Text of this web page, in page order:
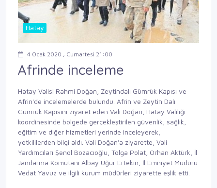
Hatay
4 Ocak 2020 , Cumartesi 21:00
Afrinde inceleme
Hatay Valisi Rahmi Doğan, Zeytindalı Gümrük Kapısı ve
Afrin'de incelemelerde bulundu. Afrin ve Zeytin Dalı
Gümrük Kapısını ziyaret eden Vali Doğan, Hatay Valiliği
koordinesinde bölgede gerçekleştirilen güvenlik, sağlık,
eğitim ve diğer hizmetleri yerinde inceleyerek,
yetkililerden bilgi aldı. Vali Doğan'a ziyarette, Vali
Yardımcıları Şenol Bozacıoğlu, Tolga Polat, Orhan Aktürk, İl
Jandarma Komutanı Albay Uğur Ertekin, İl Emniyet Müdürü
Vedat Yavuz ve ilgili kurum müdürleri ziyarette eşlik etti.